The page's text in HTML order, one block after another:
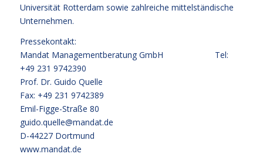
Universität Rotterdam sowie zahlreiche mittelständische
Unternehmen.
Pressekontakt:
Mandat Managementberatung GmbH Tel:
+49 231 9742390
Prof. Dr. Guido Quelle
Fax: +49 231 9742389
Emil-Figge-Straße 80
guido.quelle@mandat.de
D-44227 Dortmund
www.mandat.de